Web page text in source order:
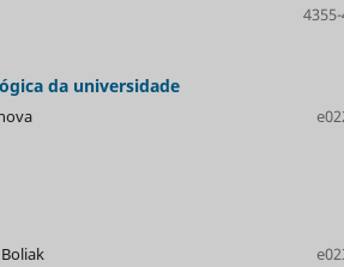
da universidade